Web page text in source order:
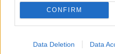
CONFIRM
Data Deletion Data
Erdélyi Napló
Főtér
Rádió GaGa